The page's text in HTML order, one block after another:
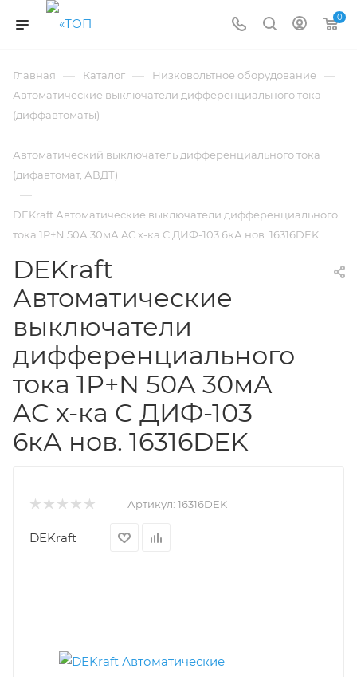
0
Главная — Каталог — Низковольтное оборудование —
Автоматические выключатели дифференциального тока
(диффавтоматы)
—
Автоматический выключатель дифференциального тока
(дифавтомат, АВДТ)
—
DEKraft Автоматические выключатели дифференциального
тока 1P+N 50А 30мА AC х-ка C ДИФ-103 6кА нов. 16316DEK
DEKraft
Автоматические
выключатели
дифференциального
тока 1P+N 50А 30мА
AC х-ка C ДИФ-103
6кА нов. 16316DEK
Артикул: 16316DEK
DEKraft